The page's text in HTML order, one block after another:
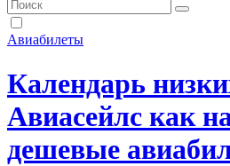
Авиабилеты
Календарь
Авиасейлс как
дешевые